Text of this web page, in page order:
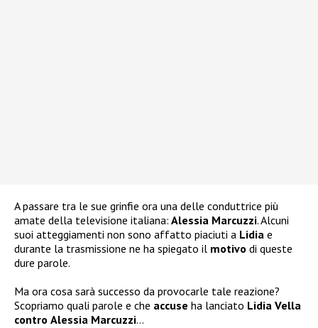
A passare tra le sue grinfie ora una delle conduttrice più
amate della televisione italiana: Alessia Marcuzzi. Alcuni
suoi atteggiamenti non sono affatto piaciuti a Lidia e
durante la trasmissione ne ha spiegato il motivo di queste
dure parole.
Ma ora cosa sarà successo da provocarle tale reazione?
Scopriamo quali parole e che accuse ha lanciato Lidia Vella
contro Alessia Marcuzzi…